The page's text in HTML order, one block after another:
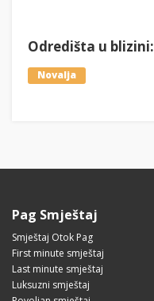
Odredišta u blizini:
Novalja
Pag Smještaj
Smještaj Otok Pag
First minute smještaj
Last minute smještaj
Luksuzni smještaj